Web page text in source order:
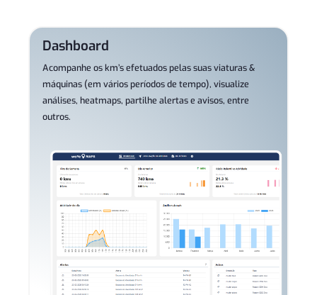
Dashboard
Acompanhe os km’s efetuados pelas suas viaturas &
máquinas (em vários períodos de tempo), visualize
análises, heatmaps, partilhe alertas e avisos, entre
outros.